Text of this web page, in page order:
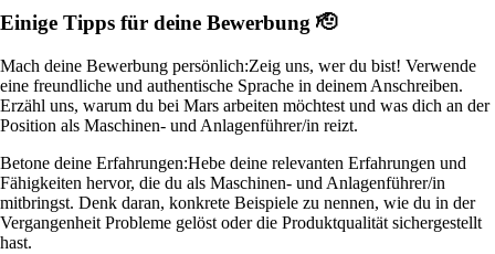
Einige Tipps für deine Bewerbung 🫡
Mach deine Bewerbung persönlich:Zeig uns, wer du bist! Verwende
eine freundliche und authentische Sprache in deinem Anschreiben.
Erzähl uns, warum du bei Mars arbeiten möchtest und was dich an der
Position als Maschinen- und Anlagenführer/in reizt.
Betone deine Erfahrungen:Hebe deine relevanten Erfahrungen und
Fähigkeiten hervor, die du als Maschinen- und Anlagenführer/in
mitbringst. Denk daran, konkrete Beispiele zu nennen, wie du in der
Vergangenheit Probleme gelöst oder die Produktqualität sichergestellt
hast.